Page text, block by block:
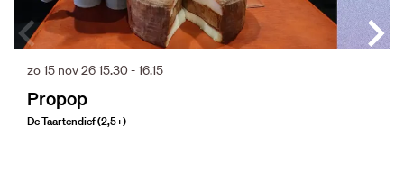
Propop
De Taartendief (2,5+)
zo 15 nov 2615.30 - 16.15